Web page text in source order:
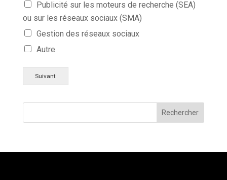
Publicité sur les moteurs de recherche (SEA)
ou sur les réseaux sociaux (SMA)
Gestion des réseaux sociaux
Autre
Suivant